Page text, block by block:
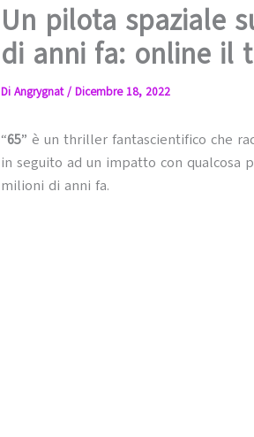
Un pilota spaziale
di anni fa: online il
Di Angrygnat/ Dicembre 18, 2022
“65” è un thriller fantascientifico che
in seguito ad un impatto con qualcosa
milioni di anni fa.